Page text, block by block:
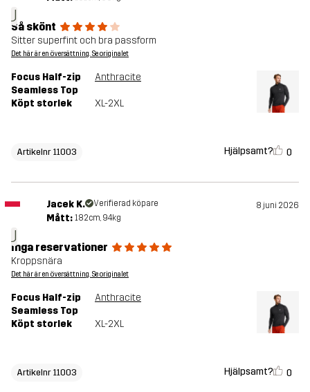
J
Så skönt
Sitter superfint och bra passform
Det här är en översättning. Se originalet
Focus Half-zip
Seamless Top
Anthracite
Köpt storlek XL-2XL
Artikelnr 11003 Hjälpsamt? 0
J
Jacek K. Verifierad köpare 8 juni 2026
Mått: 182cm, 94kg
Inga reservationer
Kroppsnära
Det här är en översättning. Se originalet
Focus Half-zip
Seamless Top
Anthracite
Köpt storlek XL-2XL
Artikelnr 11003 Hjälpsamt? 0